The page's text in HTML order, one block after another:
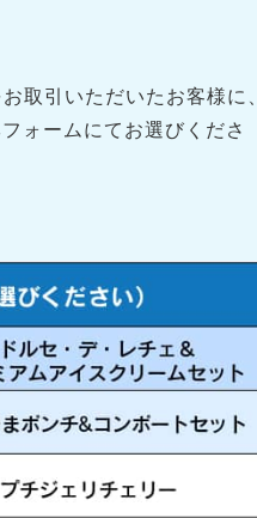
お取引いただいたお客様に、
ォームにてお選びくださ